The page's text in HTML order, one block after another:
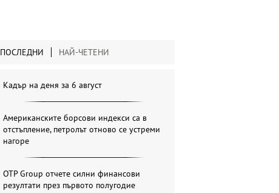
ПОСЛЕДНИ НАЙ-ЧЕТЕНИ
Кадър на деня за 6 август
Американските борсови индекси са в
отстъпление, петролът отново се устреми
нагоре
OTP Group отчете силни финансови
резултати през първото полугодие